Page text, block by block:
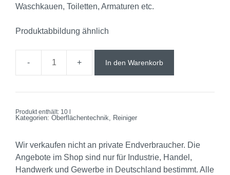
Waschkauen, Toiletten, Armaturen etc.
Produktabbildung ähnlich
In den Warenkorb
Produkt enthält: 10
Kategorien: Oberflächentechnik, Reiniger
Wir verkaufen nicht an private Endverbraucher. Die
Angebote im Shop sind nur für Industrie, Handel,
Handwerk und Gewerbe in Deutschland bestimmt. Alle